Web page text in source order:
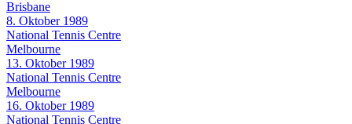
Brisbane
8. Oktober 1989
National Tennis Centre
Melbourne
13. Oktober 1989
National Tennis Centre
Melbourne
16. Oktober 1989
National Tennis Centre